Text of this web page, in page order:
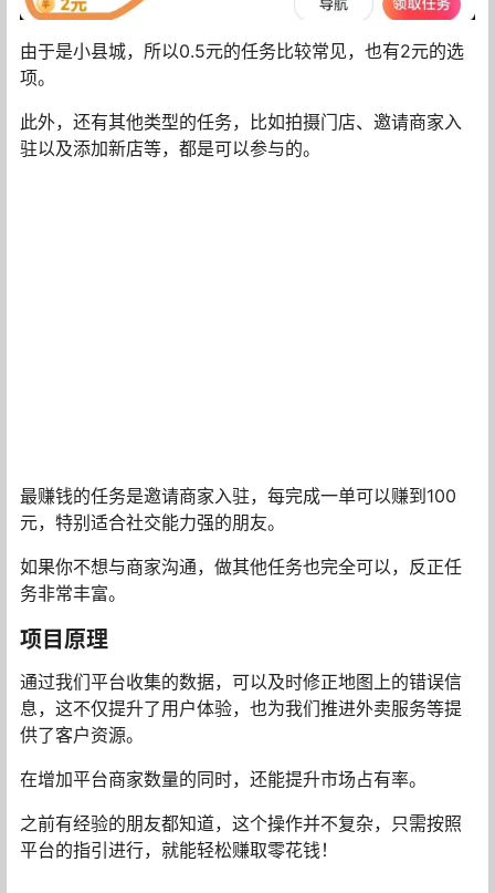
由于是小县城，所以0.5元的任务比较常见，也有2元的选
项。
此外，还有其他类型的任务，比如拍摄门店、邀请商家入
驻以及添加新店等，都是可以参与的。
最赚钱的任务是邀请商家入驻，每完成一单可以赚到100
元，特别适合社交能力强的朋友。
如果你不想与商家沟通，做其他任务也完全可以，反正任
务非常丰富。
项目原理
通过我们平台收集的数据，可以及时修正地图上的错误信
息，这不仅提升了用户体验，也为我们推进外卖服务等提
供了客户资源。
在增加平台商家数量的同时，还能提升市场占有率。
之前有经验的朋友都知道，这个操作并不复杂，只需按照
平台的指引进行，就能轻松赚取零花钱！